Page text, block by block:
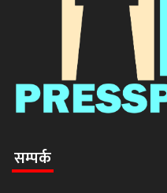
सम्पर्क